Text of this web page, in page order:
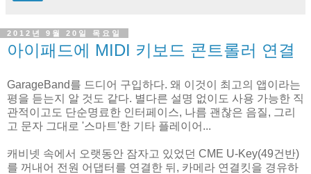
2012년 9월 20일 목요일
아이패드에 MIDI 키보드 콘트롤러 연결
GarageBand를 드디어 구입하다. 왜 이것이 최고의 앱이라는
평을 듣는지 알 것도 같다. 별다른 설명 없이도 사용 가능한 직
관적이고도 단순명료한 인터페이스, 나름 괜찮은 음질, 그리
고 문자 그대로 '스마트'한 기타 플레이어...
캐비넷 속에서 오랫동안 잠자고 있었던 CME U-Key(49건반)
를 꺼내어 전원 어댑터를 연결한 뒤, 카메라 연결킷을 경유하